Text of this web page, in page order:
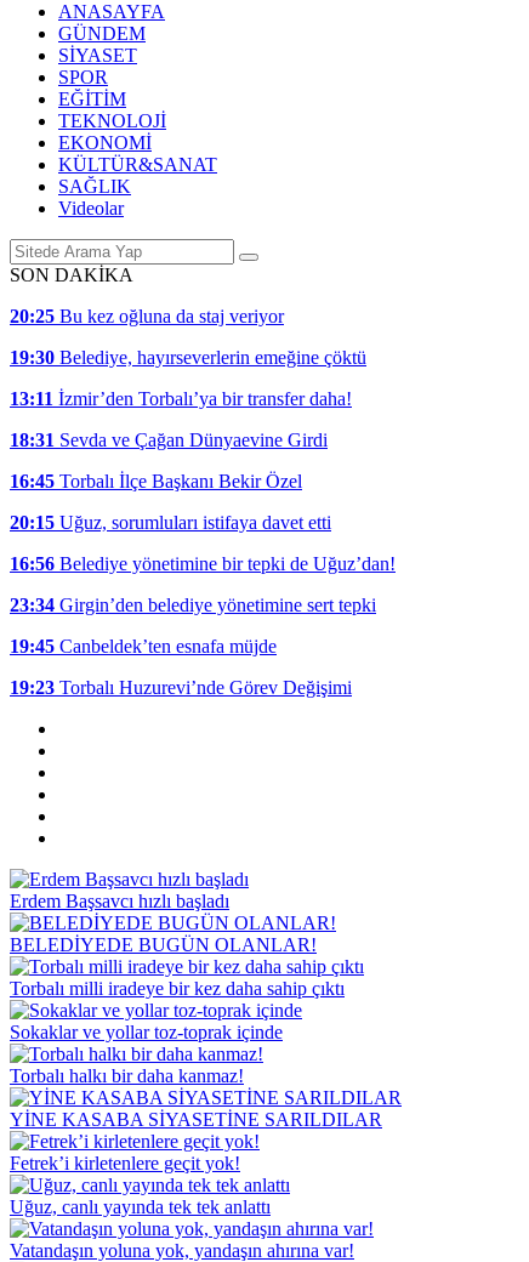
ANASAYFA
GÜNDEM
SİYASET
SPOR
EĞİTİM
TEKNOLOJİ
EKONOMİ
KÜLTÜR&SANAT
SAĞLIK
Videolar
SON DAKİKA
20:25 Bu kez oğluna da staj veriyor
19:30 Belediye, hayırseverlerin emeğine çöktü
13:11 İzmir’den Torbalı’ya bir transfer daha!
18:31 Sevda ve Çağan Dünyaevine Girdi
16:45 Torbalı İlçe Başkanı Bekir Özel
20:15 Uğuz, sorumluları istifaya davet etti
16:56 Belediye yönetimine bir tepki de Uğuz’dan!
23:34 Girgin’den belediye yönetimine sert tepki
19:45 Canbeldek’ten esnafa müjde
19:23 Torbalı Huzurevi’nde Görev Değişimi
Erdem Başsavcı hızlı başladı
BELEDİYEDE BUGÜN OLANLAR!
Torbalı milli iradeye bir kez daha sahip çıktı
Sokaklar ve yollar toz-toprak içinde
Torbalı halkı bir daha kanmaz!
YİNE KASABA SİYASETİNE SARILDILAR
Fetrek’i kirletenlere geçit yok!
Uğuz, canlı yayında tek tek anlattı
Vatandaşın yoluna yok, yandaşın ahırına var!